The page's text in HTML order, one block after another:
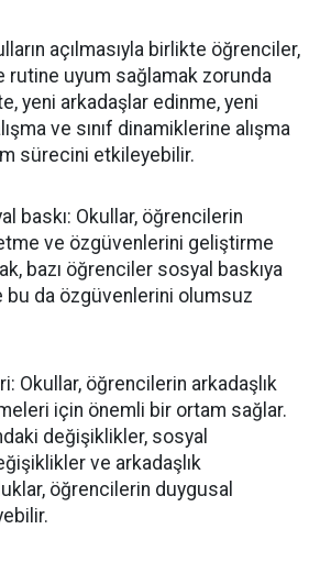
açılmasıyla birlikte öğrenciler,
rutine uyum sağlamak zorunda
yeni arkadaşlar edinme, yeni
ve sınıf dinamiklerine alışma
sürecini etkileyebilir.
baskı: Okullar, öğrencilerin
ve özgüvenlerini geliştirme
bazı öğrenciler sosyal baskıya
bu da özgüvenlerini olumsuz
Okullar, öğrencilerin arkadaşlık
için önemli bir ortam sağlar.
değişiklikler, sosyal
ve arkadaşlık
öğrencilerin duygusal